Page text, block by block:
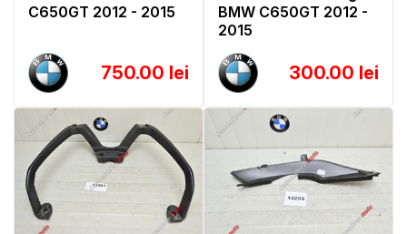
C650GT 2012 - 2015
750.00 lei
BMW C650GT 2012 -
2015
300.00 lei